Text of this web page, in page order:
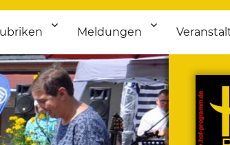
Hochfranken
bis Sport, von Theater bis Flohmarkt.
Meldungen